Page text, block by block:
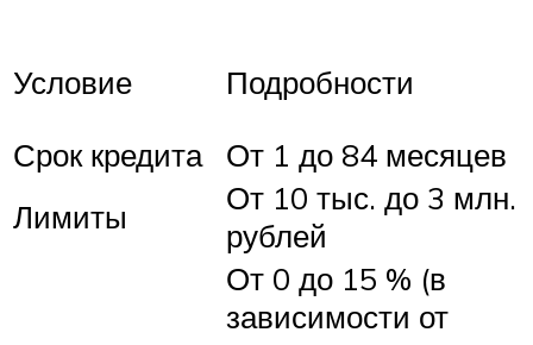
Условие
Подробности
Срок кредита
От 1 до 84 месяцев
Лимиты
От 10 тыс. до 3 млн.
рублей
От 0 до 15 % (в
зависимости от